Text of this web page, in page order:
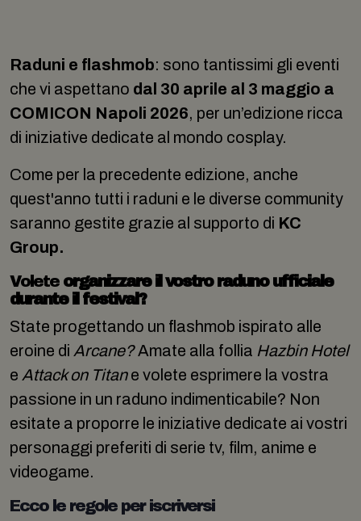
Raduni e flashmob: sono tantissimi gli eventi
che vi aspettano dal 30 aprile al 3 maggio a
COMICON Napoli 2026, per un’edizione ricca
di iniziative dedicate al mondo cosplay.
Come per la precedente edizione, anche
quest'anno tutti i raduni e le diverse community
saranno gestite grazie al supporto di KC
Group.
Volete organizzare il vostro raduno ufficiale
durante il festival?
State progettando un flashmob ispirato alle
eroine di Arcane?Amate alla follia Hazbin Hotel
e Attack on Titane volete esprimere la vostra
passione in un raduno indimenticabile? Non
esitate a proporre le iniziative dedicate ai vostri
personaggi preferiti di serie tv, film, anime e
videogame.
Ecco le regole per iscriversi